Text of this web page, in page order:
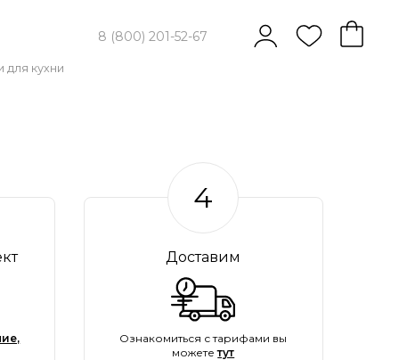
8 (800) 201-52-67
для кухни
4
Доставим
Ознакомиться с тарифами вы
можететут